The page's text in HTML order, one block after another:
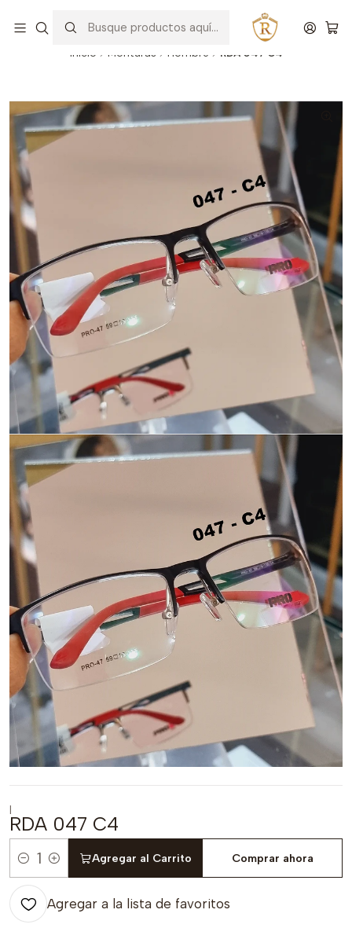
WhatsApp
Inicio Monturas Hombre RDA 047 C4
|
RDA 047 C4
Cantidad
Agregar al Carrito Comprar ahora
Agregar a la lista de favoritos